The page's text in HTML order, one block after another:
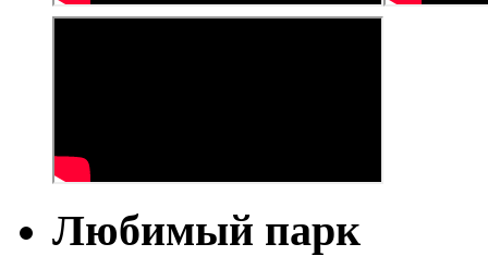
Любимый парк